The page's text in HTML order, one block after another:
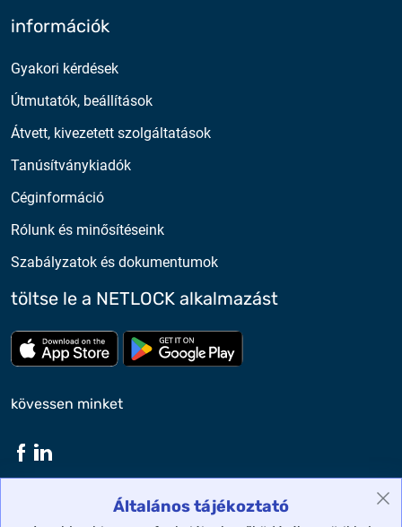
Általános tájékoztató
információk
Gyakori kérdések
Útmutatók, beállítások
Átvett, kivezetett szolgáltatások
Tanúsítványkiadók
Céginformáció
Rólunk és minősítéseink
Szabályzatok és dokumentumok
töltse le a NETLOCK alkalmazást
Töltse le az App Store-bólTöltse le a google play-
kövessen minket